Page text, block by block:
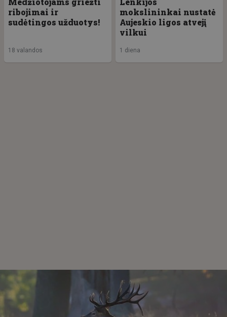
ribojimai ir
sudėtingos užduotys!
18 valandos
mokslininkai nustatė
Aujeskio ligos atvejį
vilkui
1 diena